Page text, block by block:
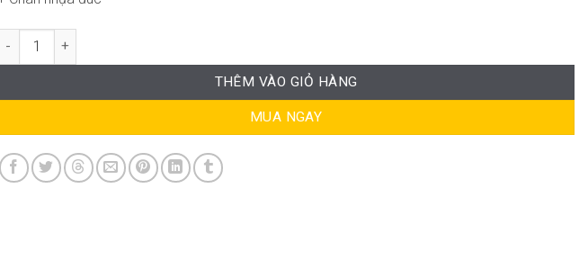
Ghế BENZ 01 OS-WC954 số lượng
THÊM VÀO GIỎ HÀNG
MUA NGAY